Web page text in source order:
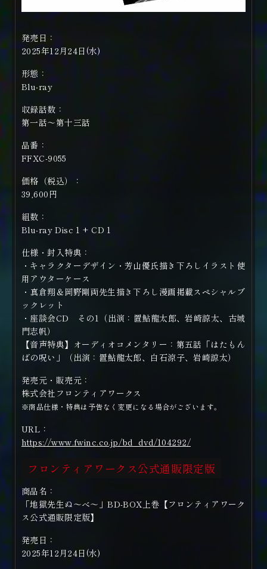
発売日：
2025年12月24日(水)
形態：
Blu-ray
収録話数：
第一話～第十三話
品番：
FFXC-9055
価格（税込）：
39,600円
組数：
Blu-ray Disc 1 + CD 1
仕様・封入特典：
・キャラクターデザイン・芳山優氏描き下ろしイラスト使
用アウターケース
・真倉翔＆岡野剛両先生描き下ろし漫画掲載スペシャルブ
ックレット
・座談会CD その1（出演：置鮎龍太郎、岩崎諒太、古城
門志帆）
【音声特典】オーディオコメンタリー：第五話「はたもん
ばの呪い」（出演：置鮎龍太郎、白石涼子、岩崎諒太）
発売元・販売元：
株式会社フロンティアワークス
※商品仕様・特典は予告なく変更になる場合がございます。
URL：
https://www.fwinc.co.jp/bd_dvd/104292/
フロンティアワークス公式通販限定版
商品名：
「地獄先生ぬ～べ～」BD-BOX上巻【フロンティアワーク
ス公式通販限定版】
発売日：
2025年12月24日(水)